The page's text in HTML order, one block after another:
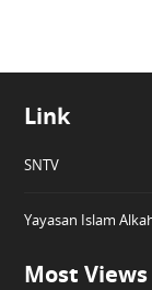
Link
SNTV
Yayasan Islam
Most